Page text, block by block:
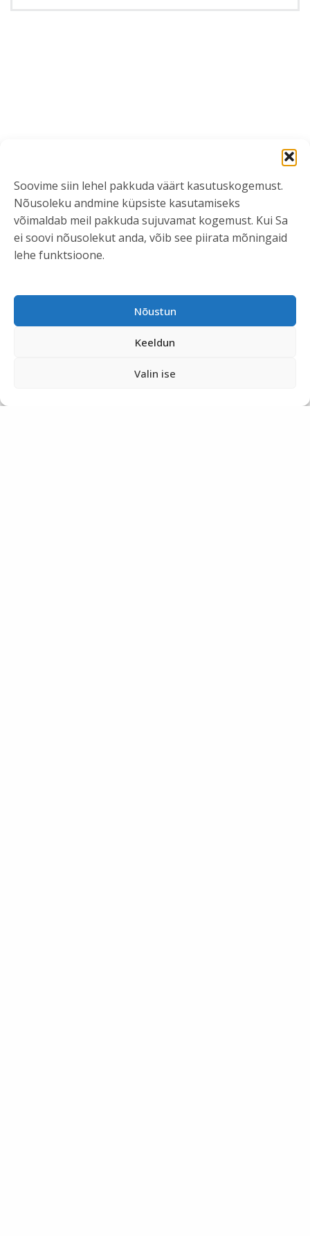
Soovime siin lehel pakkuda väärt kasutuskogemust.
Nõusoleku andmine küpsiste kasutamiseks
võimaldab meil pakkuda sujuvamat kogemust. Kui Sa
ei soovi nõusolekut anda, võib see piirata mõningaid
lehe funktsioone.
Nõustun
Keeldun
Valin ise